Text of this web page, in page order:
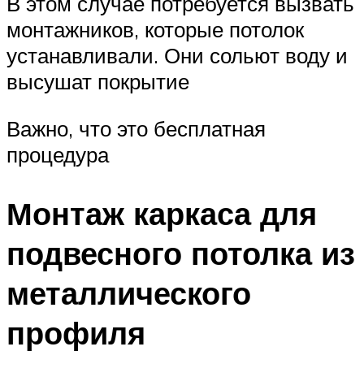
монтажников, которые потолок
устанавливали. Они сольют воду и
высушат покрытие
Важно, что это бесплатная
процедура
Монтаж каркаса для
подвесного потолка из
металлического
профиля